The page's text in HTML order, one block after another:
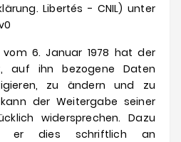
Libertés - CNIL) unter
6. Januar 1978 hat der
auf ihn bezogene Daten
zu ändern und zu
der Weitergabe seiner
widersprechen.
Dazu
er dies schriftlich an